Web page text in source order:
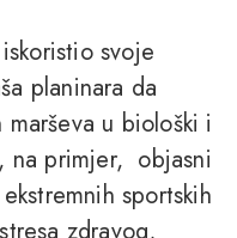
svoje
planinara da
u biološki i
na primjer, objasni
sportskih